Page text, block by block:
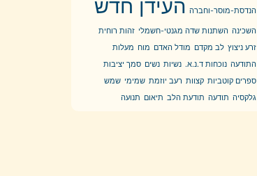
הנדסת-מוסר-וחברה העידן חדש
השכינה השתנות שדה מגנטי-חשמלי זהות רוחית
זרע ניצוץ לב מקדם מודל האדם מוח מעלות
התודעה נוכחות ד.נ.א. נשיות נשים סמך יציבות
ספרים קוטביות קצוות רעב יוזמת שמימי שמש
גלקסיה תודעה תודעת הלב תיאום תנועה